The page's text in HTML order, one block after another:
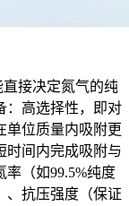
直接决定氮气的纯
：高选择性，即对
单位质量内吸附更
时间内完成吸附与
（如99.5%纯度
、抗压强度（保证